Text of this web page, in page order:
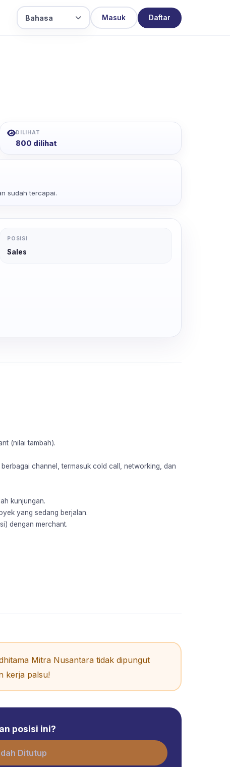
Bahasa Masuk Daftar
DILIHAT
800 dilihat
sudah tercapai.
POSISI
Sales
(nilai tambah).
channel, termasuk cold call, networking, dan
kunjungan.
yang sedang berjalan.
dengan merchant.
Mitra Nusantara tidak dipungut
kerja palsu!
posisi ini?
Ditutup